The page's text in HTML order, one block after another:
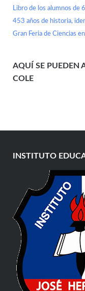
Libro de los alumnos de
453 años de historia,
Gran Feria de Ciencias
AQUÍ SE PUEDEN
COLE
INSTITUTO